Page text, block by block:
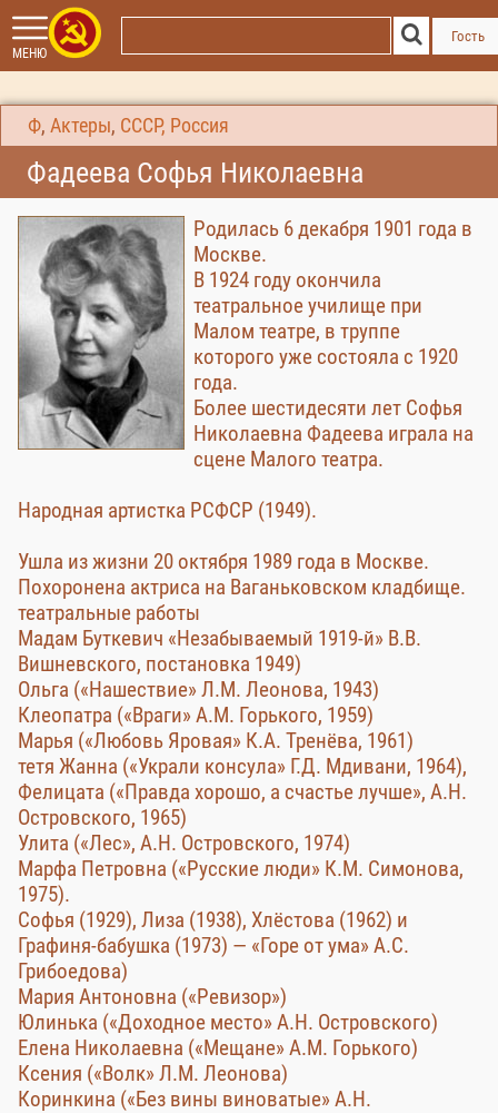
МЕНЮ
Гость
Ф, Актеры, СССР, Россия
Фадеева Софья Николаевна
Родилась 6 декабря 1901 года в
Москве.
В 1924 году окончила
театральное училище при
Малом театре, в труппе
которого уже состояла с 1920
года.
Более шестидесяти лет Софья
Николаевна Фадеева играла на
сцене Малого театра.
Народная артистка РСФСР (1949).
Ушла из жизни 20 октября 1989 года в Москве.
Похоронена актриса на Ваганьковском кладбище.
театральные работы
Мадам Буткевич «Незабываемый 1919-й» В.В.
Вишневского, постановка 1949)
Ольга («Нашествие» Л.М. Леонова, 1943)
Клеопатра («Враги» А.М. Горького, 1959)
Марья («Любовь Яровая» К.А. Тренёва, 1961)
тетя Жанна («Украли консула» Г.Д. Мдивани, 1964),
Фелицата («Правда хорошо, а счастье лучше», А.Н.
Островского, 1965)
Улита («Лес», А.Н. Островского, 1974)
Марфа Петровна («Русские люди» К.М. Симонова,
1975).
Софья (1929), Лиза (1938), Хлёстова (1962) и
Графиня-бабушка (1973) — «Горе от ума» А.С.
Грибоедова)
Мария Антоновна («Ревизор»)
Юлинька («Доходное место» А.Н. Островского)
Елена Николаевна («Мещане» А.М. Горького)
Ксения («Волк» Л.М. Леонова)
Коринкина («Без вины виноватые» А.Н.